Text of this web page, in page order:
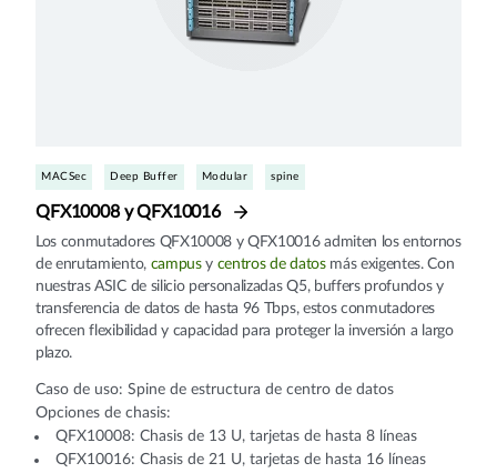
MACSec Deep Buffer Modular spine
QFX10008 y QFX10016
Los conmutadores QFX10008 y QFX10016 admiten los entornos
de enrutamiento, campusy centros de datosmás exigentes. Con
nuestras ASIC de silicio personalizadas Q5, buffers profundos y
transferencia de datos de hasta 96 Tbps, estos conmutadores
ofrecen flexibilidad y capacidad para proteger la inversión a largo
plazo.
Caso de uso: Spine de estructura de centro de datos
Opciones de chasis:
QFX10008: Chasis de 13 U, tarjetas de hasta 8 líneas
QFX10016: Chasis de 21 U, tarjetas de hasta 16 líneas